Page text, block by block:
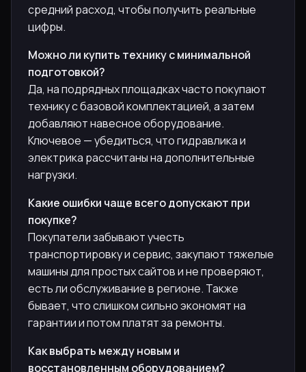
средний расход, чтобы получить реальные
цифры.
Можно ли купить технику с минимальной
подготовкой?
Да, на подрядных площадках часто покупают
технику с базовой комплектацией, а затем
добавляют навесное оборудование.
Ключевое — убедиться, что гидравлика и
электрика рассчитаны на дополнительные
нагрузки.
Какие ошибки чаще всего допускают при
покупке?
Покупатели забывают учесть
транспортировку и сервис, закупают тяжелые
машины для простых сайтов и не проверяют,
есть ли обслуживание в регионе. Также
бывает, что слишком сильно экономят на
гарантии и потом платят за ремонты.
Как выбрать между новым и
восстановленным оборудованием?